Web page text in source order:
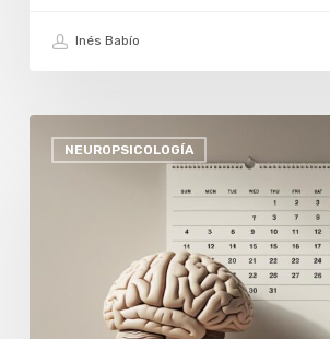
Inés Babío
NEUROPSICOLOGÍA
AFECTA